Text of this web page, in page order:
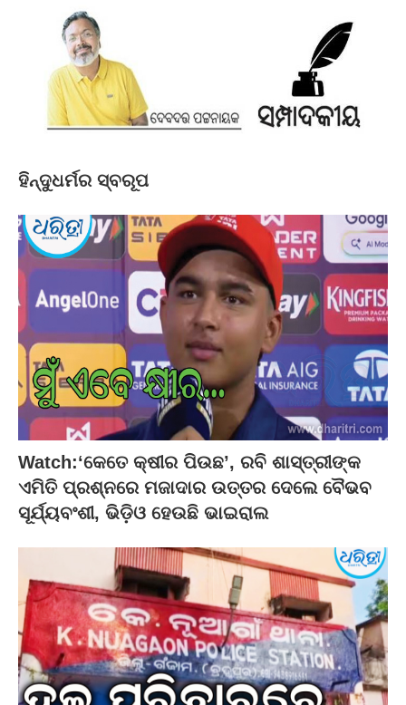
ହିନ୍ଦୁଧର୍ମର ସ୍ବରୂପ
Watch:‘କେତେ କ୍ଷୀର ପିଉଛ’, ରବି ଶାସ୍ତ୍ରୀଙ୍କ
ଏମିତି ପ୍ରଶ୍ନରେ ମଜାଦାର ଉତ୍ତର ଦେଲେ ବୈଭବ
ସୂର୍ଯ୍ୟବଂଶୀ, ଭିଡ଼ିଓ ହେଉଛି ଭାଇରାଲ